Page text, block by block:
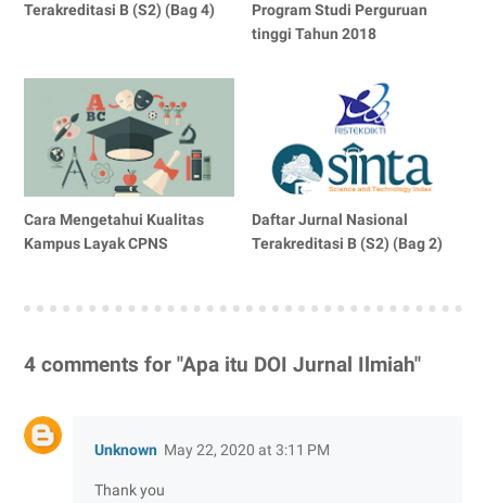
Terakreditasi B (S2) (Bag 4)
Program Studi Perguruan
tinggi Tahun 2018
Cara Mengetahui Kualitas
Kampus Layak CPNS
Daftar Jurnal Nasional
Terakreditasi B (S2) (Bag 2)
4 comments for "Apa itu DOI Jurnal Ilmiah"
Unknown May 22, 2020 at 3:11 PM
Thank you